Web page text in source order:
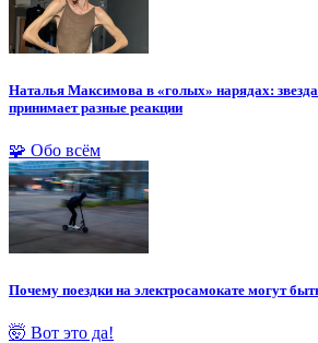
Наталья Максимова в «голых» нарядах:
принимает разные реакции
🧩 Обо всём
Почему поездки на электросамокате могут
🤯 Вот это да!